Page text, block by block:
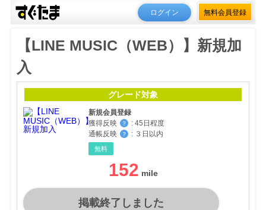
ログイン 無料会員登録
【LINE MUSIC（WEB）】新規加
入
グレード対象
新規会員登録
獲得反映
？ : 45日程度
通帳反映
？ : ３日以内
無料
152
掲載終了しました